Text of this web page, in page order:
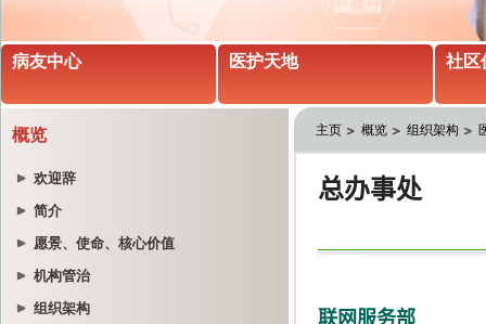
病友中心 医护天地 社区
概览
欢迎辞
简介
愿景、使命、核心价值
机构管治
组织架构
主页 概览 组织架构